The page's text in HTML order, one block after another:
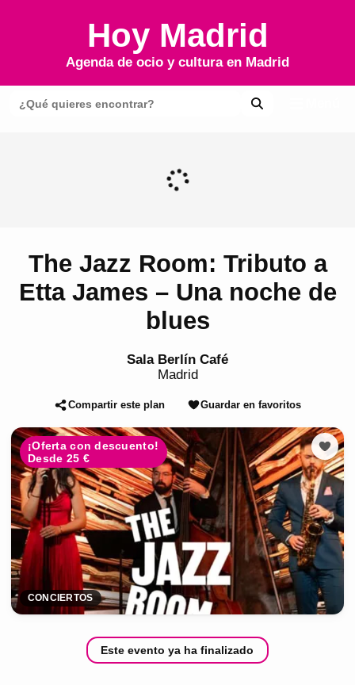
Hoy Madrid
Agenda de ocio y cultura en Madrid
The Jazz Room: Tributo a
Etta James – Una noche de
blues
Sala Berlín Café
Madrid
Compartir este plan Guardar en favoritos
¡Oferta con descuento!
Desde 25 €
CONCIERTOS
Este evento ya ha finalizado